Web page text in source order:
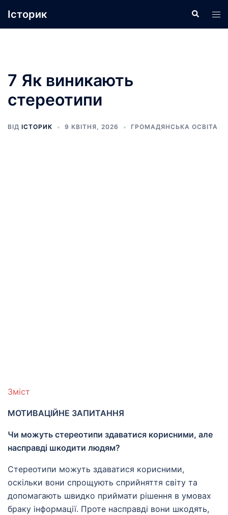
доІсторик Пошук
7 Як виникають
стереотипи
ВІД ІСТОРИК 9 КВІТНЯ, 2026 ГРОМАДЯНСЬКА ОСВІТА
Зміст
МОТИВАЦІЙНЕ ЗАПИТАННЯ
Чи можуть стереотипи здаватися корисними, але
насправді шкодити людям?
Стереотипи можуть здаватися корисними,
оскільки вони спрощують сприйняття світу та
допомагають швидко приймати рішення в умовах
браку інформації. Проте насправді вони шкодять,